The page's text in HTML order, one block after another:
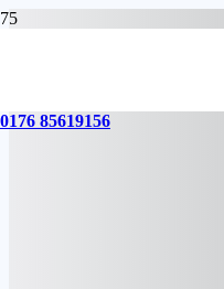
0176 85619156